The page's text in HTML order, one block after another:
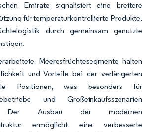
Emirate signalisiert eine breitere
für temperaturkontrollierte Produkte,
durch gemeinsam genutzte
Meeresfrüchtesegmente halten
und Vorteile bei der verlängerten
Positionen, was besonders für
und Großeinkaufsszenarien
Ausbau der modernen
ermöglicht eine verbesserte